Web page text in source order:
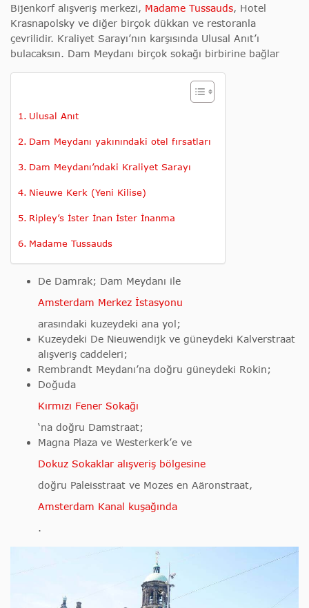
Bijenkorf alışveriş merkezi, Madame Tussauds, Hotel
Krasnapolsky ve diğer birçok dükkan ve restoranla
çevrilidir. Kraliyet Sarayı’nın karşısında Ulusal Anıt’ı
bulacaksın. Dam Meydanı birçok sokağı birbirine bağlar
Ulusal Anıt
Dam Meydanı yakınındaki otel fırsatları
Dam Meydanı’ndaki Kraliyet Sarayı
Nieuwe Kerk (Yeni Kilise)
Ripley’s İster İnan İster İnanma
Madame Tussauds
De Damrak; Dam Meydanı ile
Amsterdam Merkez İstasyonu
arasındaki kuzeydeki ana yol;
Kuzeydeki De Nieuwendijk ve güneydeki Kalverstraat
alışveriş caddeleri;
Rembrandt Meydanı’na doğru güneydeki Rokin;
Doğuda
Kırmızı Fener Sokağı
‘na doğru Damstraat;
Magna Plaza ve Westerkerk’e ve
Dokuz Sokaklar alışveriş bölgesine
doğru Paleisstraat ve Mozes en Aäronstraat,
Amsterdam Kanal kuşağında
.